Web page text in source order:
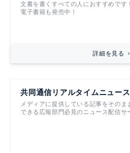
文書を書くすべての人におすすめです！
電子書籍も発売中！
詳細を見る
共同通信リアルタイムニュース
メディアに提供している記事をそのま
できる広報部門必見のニュース配信サ